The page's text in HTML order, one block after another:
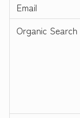
Email
Organic Search